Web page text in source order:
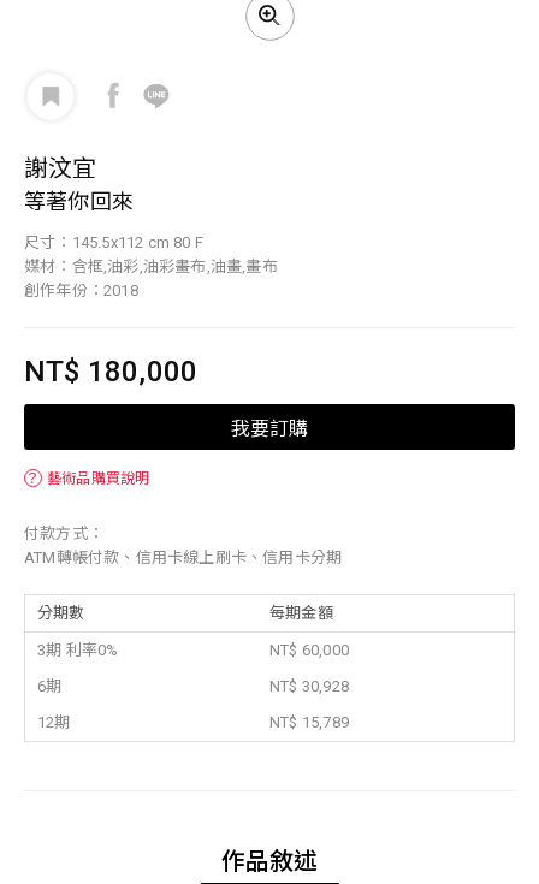
謝汶宜
等著你回來
尺寸：145.5x112 cm 80 F
媒材：含框,油彩,油彩畫布,油畫,畫布
創作年份：2018
NT$ 180,000
我要訂購
？ 藝術品購買說明
付款方式：
ATM轉帳付款、信用卡線上刷卡、信用卡分期
分期數 每期金額
3期 利率0%
NT$ 60,000
6期
NT$ 30,928
12期
NT$ 15,789
作品敘述